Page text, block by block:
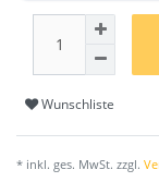
Wunschliste
* inkl. ges. MwSt. zzgl.